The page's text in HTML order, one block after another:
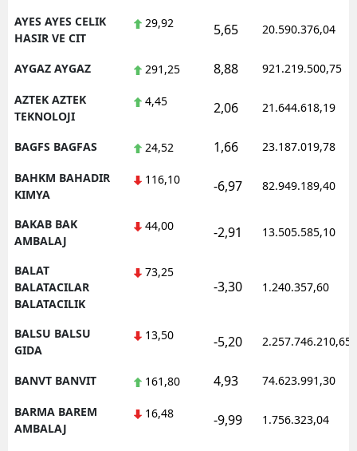
AYES AYES CELIK
HASIR VE CIT
29,92 5,65 20.590.376,04
AYGAZ AYGAZ 291,25 8,88 921.219.500,75
AZTEK AZTEK
TEKNOLOJI
4,45 2,06 21.644.618,19
BAGFS BAGFAS 24,52 1,66 23.187.019,78
BAHKM BAHADIR
KIMYA
116,10 -6,97 82.949.189,40
BAKAB BAK
AMBALAJ
44,00 -2,91 13.505.585,10
BALAT
BALATACILAR
BALATACILIK
73,25
-3,30 1.240.357,60
BALSU BALSU
GIDA
13,50 -5,20 2.257.746.210,65
BANVT BANVIT 161,80 4,93 74.623.991,30
BARMA BAREM
AMBALAJ
16,48 -9,99 1.756.323,04